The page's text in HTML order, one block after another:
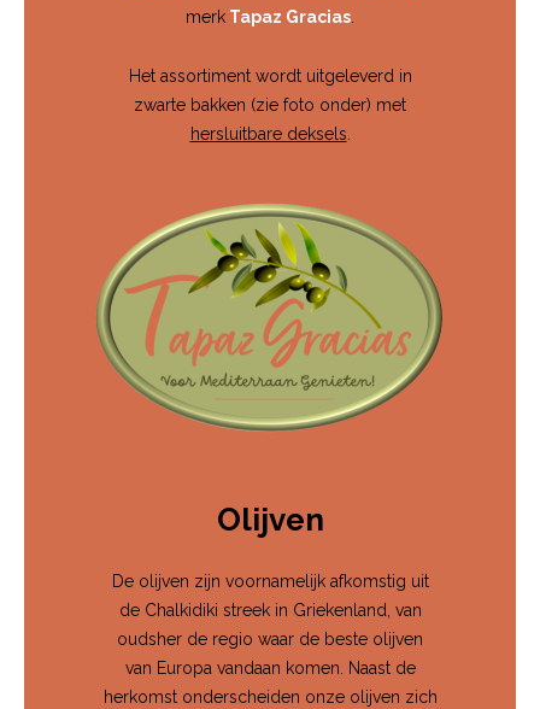
merk Tapaz Gracias.
Het assortiment wordt uitgeleverd in
zwarte bakken (zie foto onder) met
hersluitbare deksels.
Olijven
De olijven zijn voornamelijk afkomstig uit
de Chalkidiki streek in Griekenland, van
oudsher de regio waar de beste olijven
van Europa vandaan komen. Naast de
herkomst onderscheiden onze olijven zich